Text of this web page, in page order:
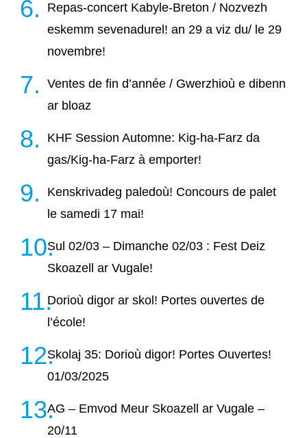
Repas-concert Kabyle-Breton / Nozvezh
eskemm sevenadurel! an 29 a viz du/ le 29
novembre!
Ventes de fin d’année / Gwerzhioù e dibenn
ar bloaz
KHF Session Automne: Kig-ha-Farz da
gas/Kig-ha-Farz à emporter!
Kenskrivadeg paledoù! Concours de palet
le samedi 17 mai!
Sul 02/03 – Dimanche 02/03 : Fest Deiz
Skoazell ar Vugale!
Dorioù digor ar skol! Portes ouvertes de
l’école!
Skolaj 35: Dorioù digor! Portes Ouvertes!
01/03/2025
AG – Emvod Meur Skoazell ar Vugale –
20/11